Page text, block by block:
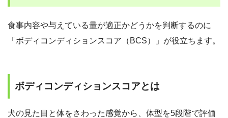
食事内容や与えている量が適正かどうかを判断するのに
「ボディコンディションスコア（BCS）」が役立ちます。
ボディコンディションスコアとは
犬の見た目と体をさわった感覚から、体型を5段階で評価